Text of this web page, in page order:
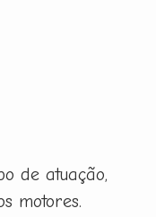
de atuação,
motores.